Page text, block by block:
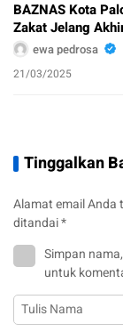
BAZNAS Kota
Zakat Jelang
ewa pedrosa
21/03/2025
Tinggalkan
Alamat email Anda
ditandai*
Simpan
untuk